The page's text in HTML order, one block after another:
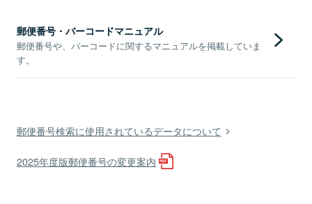
郵便番号・バーコードマニュアル
郵便番号や、バーコードに関するマニュアルを掲載していま
す。
郵便番号検索に使用されているデータについて
2025年度版郵便番号の変更案内